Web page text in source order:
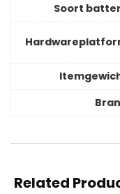
Soort
Related